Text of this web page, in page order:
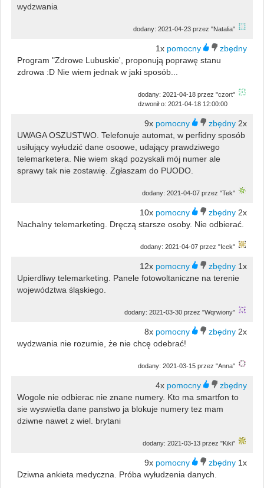
wydzwania
dodany: 2021-04-23 przez "Natalia"
1x
Program "Zdrowe Lubuskie', proponują poprawę stanu
zdrowa :D Nie wiem jednak w jaki sposób...
dodany: 2021-04-18 przez "czort"
dzwonił o: 2021-04-18 12:00:00
9x
2x
UWAGA OSZUSTWO. Telefonuje automat, w perfidny sposób
usiłujący wyłudzić dane osoowe, udający prawdziwego
telemarketera. Nie wiem skąd pozyskali mój numer ale
sprawy tak nie zostawię. Zgłaszam do PUODO.
dodany: 2021-04-07 przez "Tek"
10x
2x
Nachalny telemarketing. Dręczą starsze osoby. Nie odbierać.
dodany: 2021-04-07 przez "Icek"
12x
1x
Upierdliwy telemarketing. Panele fotowoltaniczne na terenie
województwa śląskiego.
dodany: 2021-03-30 przez "Wqrwiony"
8x
2x
wydzwania nie rozumie, że nie chcę odebrać!
dodany: 2021-03-15 przez "Anna"
4x
Wogole nie odbierac nie znane numery. Kto ma smartfon to
sie wyswietla dane panstwo ja blokuje numery tez mam
dziwne nawet z wiel. brytani
dodany: 2021-03-13 przez "Kiki"
9x
1x
Dziwna ankieta medyczna. Próba wyłudzenia danych.